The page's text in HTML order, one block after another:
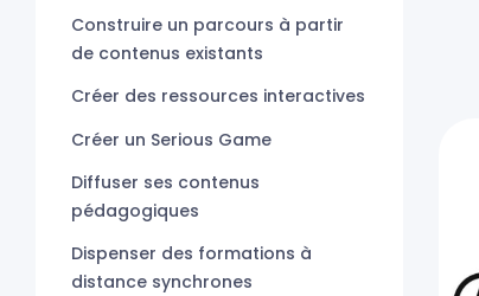
Construire un parcours à partir
de contenus existants
Créer des ressources interactives
Créer un Serious Game
Diffuser ses contenus
pédagogiques
Dispenser des formations à
distance synchrones